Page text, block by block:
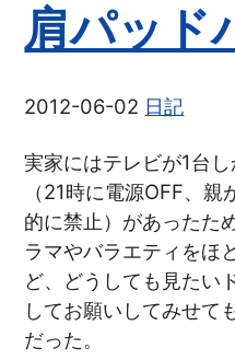
肩パッド
2012-06-02 日記
実家にはテレビが1台
（21時に電源OFF、
的に禁止）があったた
ラマやバラエティをほ
ど、どうしても見たい
してお願いしてみせて
だった。